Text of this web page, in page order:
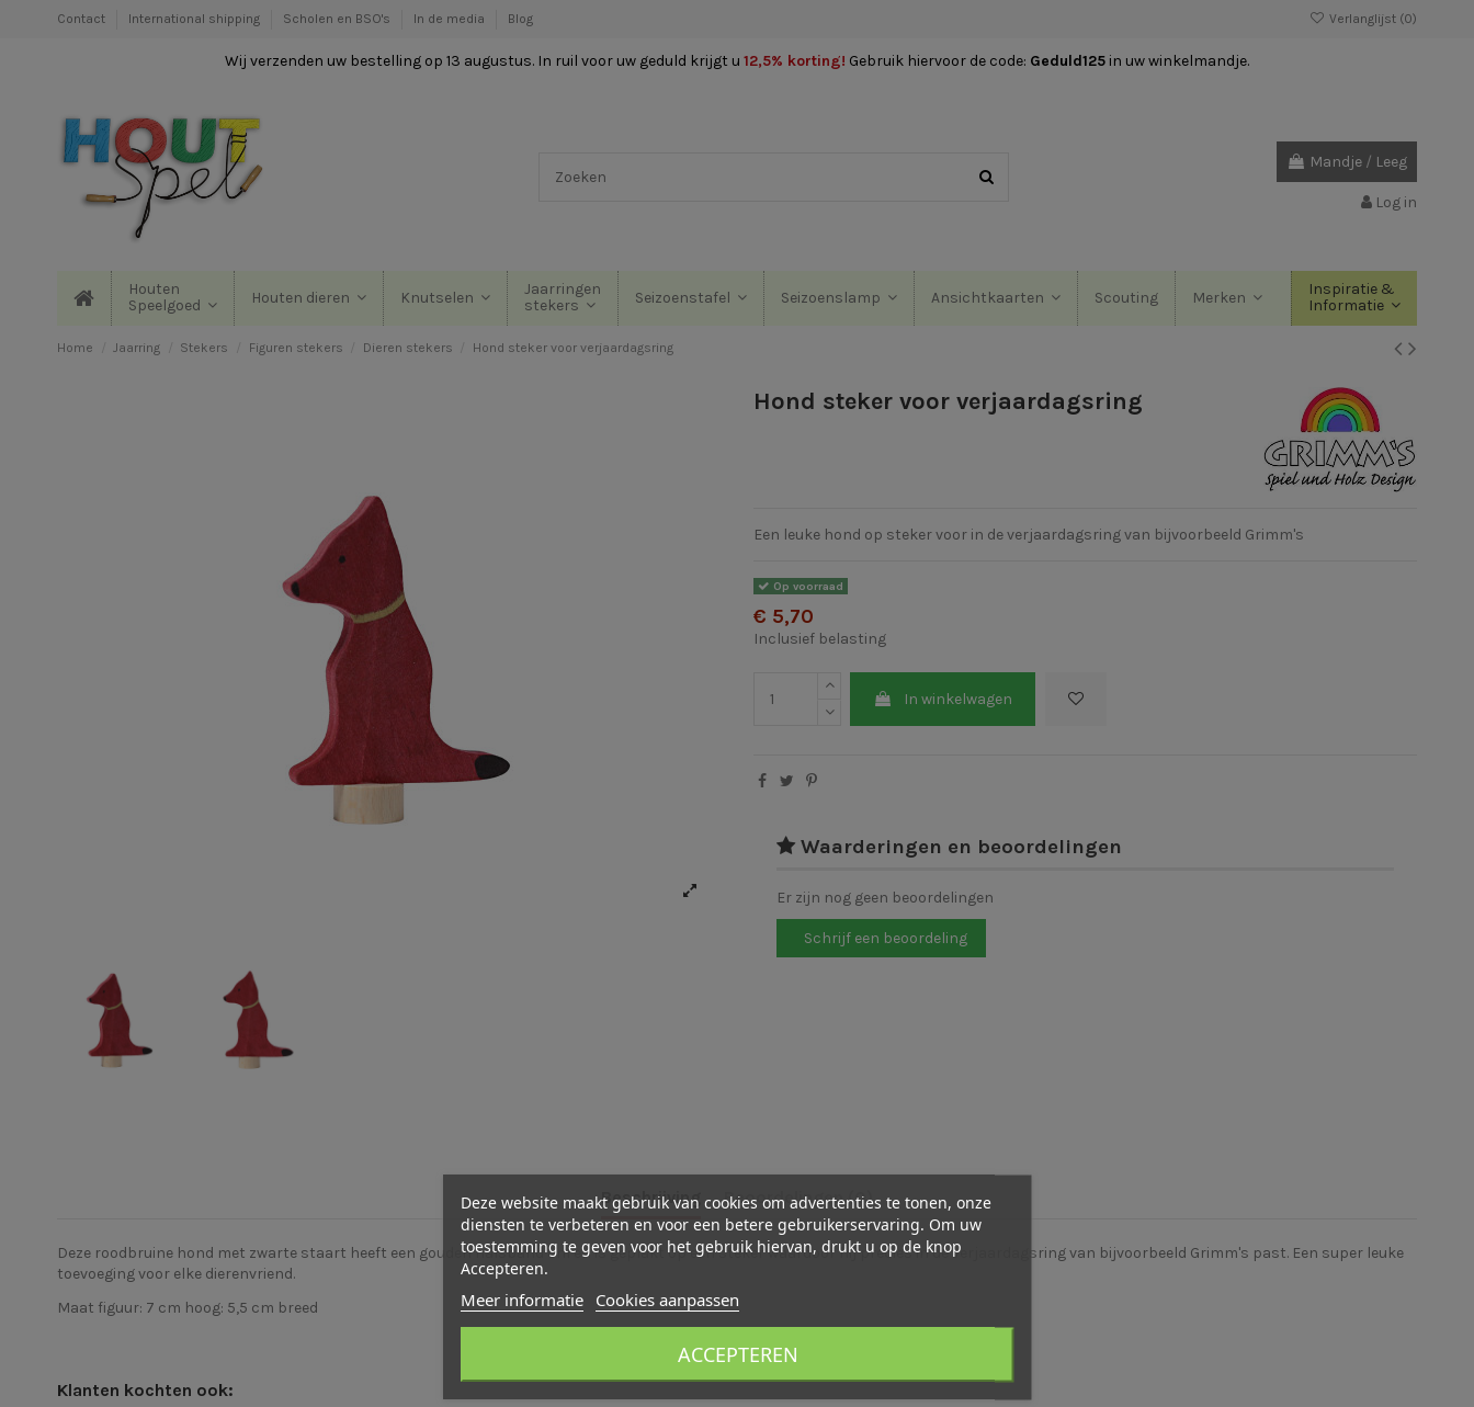
Contact International shipping Scholen en BSO's In de media Blog Verlanglijst (0)
Wij verzenden uw bestelling op 13 augustus. In ruil voor uw geduld krijgt u 12,5% korting! Gebruik hiervoor de code: Geduld125 in uw winkelmandje.
Mandje / Leeg
Log in
Houten
Speelgoed
Houten dieren Knutselen
Jaarringen
stekers
Seizoenstafel Seizoenslamp Ansichtkaarten Scouting Merken
Inspiratie &
Informatie
Home Jaarring Stekers Figuren stekers Dieren stekers Hond steker voor verjaardagsring
Hond steker voor verjaardagsring
Een leuke hond op steker voor in de verjaardagsring van bijvoorbeeld Grimm's
Op voorraad
€ 5,70
Inclusief belasting
In winkelwagen
Waarderingen en beoordelingen
Er zijn nog geen beoordelingen
Schrijf een beoordeling
Beschrijving Beoordelingen (0)
Deze roodbruine hond met zwarte staart heeft een gouden halsband om en is geplakt op een steker waardoor hij precies in de verjaardagsring van bijvoorbeeld Grimm's past. Een super leuke
toevoeging voor elke dierenvriend.
Maat figuur: 7 cm hoog: 5,5 cm breed
Klanten kochten ook:
Deze website maakt gebruik van cookies om advertenties te tonen, onze
diensten te verbeteren en voor een betere gebruikerservaring. Om uw
toestemming te geven voor het gebruik hiervan, drukt u op de knop
Accepteren.
Meer informatie Cookies aanpassen
ACCEPTEREN